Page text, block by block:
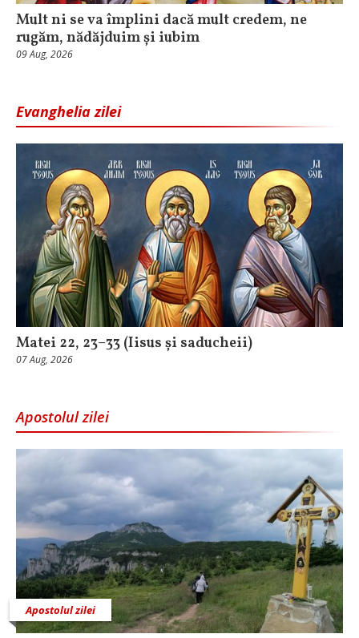
Mult ni se va împlini dacă mult credem, ne
rugăm, nădăjduim și iubim
09 Aug, 2026
Evanghelia zilei
Matei 22, 23–33 (Iisus și saducheii)
07 Aug, 2026
Apostolul zilei
Apostolul zilei